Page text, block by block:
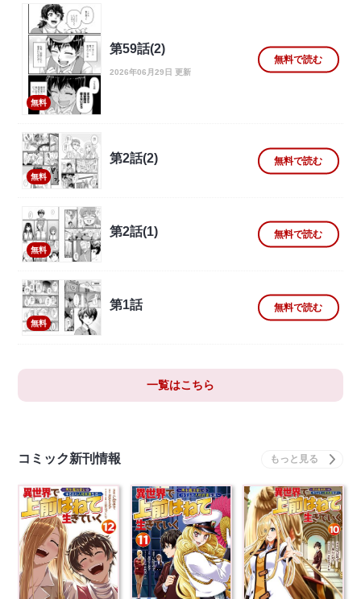
無料
第59話(2)
2026年06月29日 更新
無料で読む
無料
第2話(2) 無料で読む
無料
第2話(1) 無料で読む
無料
第1話 無料で読む
一覧はこちら
コミック新刊情報